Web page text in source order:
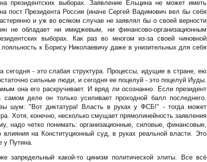
президентских выборах. Заявление Ельцина не может иметь
пост Президента России (иначе Сергей Вадимович вел бы себя
и уж во всяком случае не заявлял бы о своей верности
не обладает ни имиджевым, ни финансово-организационным
выборах. Как раз во многом из-за своей чиновной
к Борису Николаевичу даже в унизительных для себя
сегодня - это слабая структура. Процессы, идущие в стране, ею
сильные люди, и сегодня ее поцелуй - это поцелуй Иуды.
она его раскручивает. И вряд ли осознанно. Если президент
деле он только усиливает проходной балл последнего.
шум: "Вот диктатура! Власть в руках у ФСБ!" - тогда может
Хотя, конечно, несколько смущает прямолинейность заявления
надо четко понимать: организационные, силовые, финансовые,
на Конституционный суд, в руках реальной власти. Это
у Путина.
запредельный какой-то цинизм политической элиты. Все всё